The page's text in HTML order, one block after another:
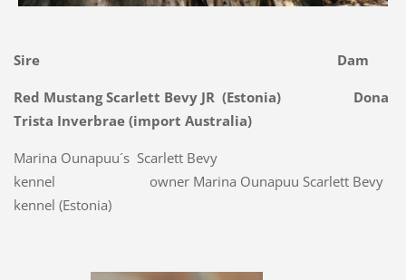
Sire Dam
Red Mustang Scarlett Bevy JR (Estonia)
Dona
Trista Inverbrae (import Australia)
Marina Ounapuu´s Scarlett Bevy
kennel owner Marina Ounapuu Scarlett Bevy
kennel (Estonia)